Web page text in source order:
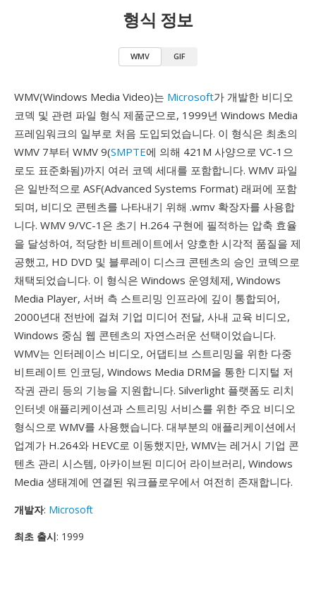
형식 정보
WMV GIF
WMV(Windows Media Video)는 Microsoft가 개발한 비디오
코덱 및 관련 파일 형식 제품군으로, 1999년 Windows Media
프레임워크의 일부로 처음 도입되었습니다. 이 형식은 최초의
WMV 7부터 WMV 9(SMPTE에 의해 421M 사양으로 VC-1으
로도 표준화됨)까지 여러 코덱 세대를 포함합니다. WMV 파일
은 일반적으로 ASF(Advanced Systems Format) 래퍼에 포함
되며, 비디오 콘텐츠를 나타내기 위해 .wmv 확장자를 사용합
니다. WMV 9/VC-1은 초기 H.264 구현에 필적하는 압축 효율
을 달성하여, 적당한 비트레이트에서 양호한 시각적 품질을 제
공했고, HD DVD 및 블루레이 디스크 콘텐츠의 승인 코덱으로
채택되었습니다. 이 형식은 Windows 운영체제, Windows
Media Player, 서버 측 스트리밍 인프라에 깊이 통합되어,
2000년대 전반에 걸쳐 기업 미디어 전달, 사내 교육 비디오,
Windows 중심 웹 콘텐츠의 자연스러운 선택이었습니다.
WMV는 인터레이스 비디오, 어댑티브 스트리밍을 위한 다중
비트레이트 인코딩, Windows Media DRM을 통한 디지털 저
작권 관리 등의 기능을 지원합니다. Silverlight 플랫폼도 리치
인터넷 애플리케이션과 스트리밍 서비스를 위한 주요 비디오
형식으로 WMV를 사용했습니다. 대부분의 애플리케이션에서
업계가 H.264와 HEVC로 이동했지만, WMV는 레거시 기업 콘
텐츠 관리 시스템, 아카이브된 미디어 라이브러리, Windows
Media 생태계에 연결된 워크플로우에서 여전히 존재합니다.
개발자: Microsoft
최초 출시: 1999